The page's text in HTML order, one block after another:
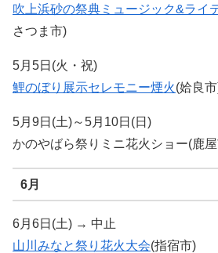
吹上浜砂の祭典ミュージック&ライ
さつま市)
5月5日(火・祝)
鯉のぼり展示セレモニー煙火(姶良
5月9日(土)～5月10日(日)
かのやばら祭りミニ花火ショー(鹿
6月
6月6日(土) → 中止
山川みなと祭り花火大会(指宿市)